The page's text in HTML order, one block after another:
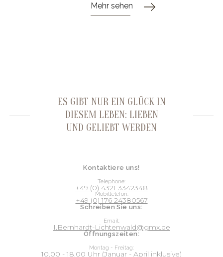
Mehr sehen
ES GIBT NUR EIN GLÜCK IN
DIESEM LEBEN: LIEBEN
UND GELIEBT WERDEN
Kontaktiere uns!
Telephone:
+49 (0) 4321 3342348
Mobiltelefon:
+49 (0) 176 24380567
Schreiben Sie uns:
Email:
I.Bernhardt-Lichtenwald@gmx.de
Öffnungszeiten:
Montag - Freitag:
10.00 - 18.00 Uhr (Januar - April inklusive)